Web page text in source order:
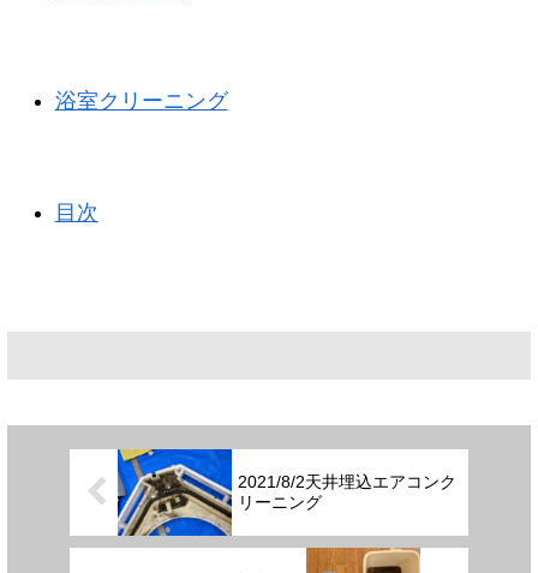
浴室クリーニング
目次
2021/8/2天井埋込エアコンク
リーニング